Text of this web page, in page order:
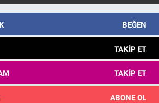
BEĞEN
TAKIP ET
TAKIP ET
ABONE OL